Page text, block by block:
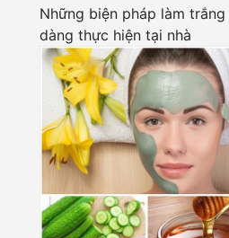
Những biện pháp làm
dàng thực hiện tại nhà